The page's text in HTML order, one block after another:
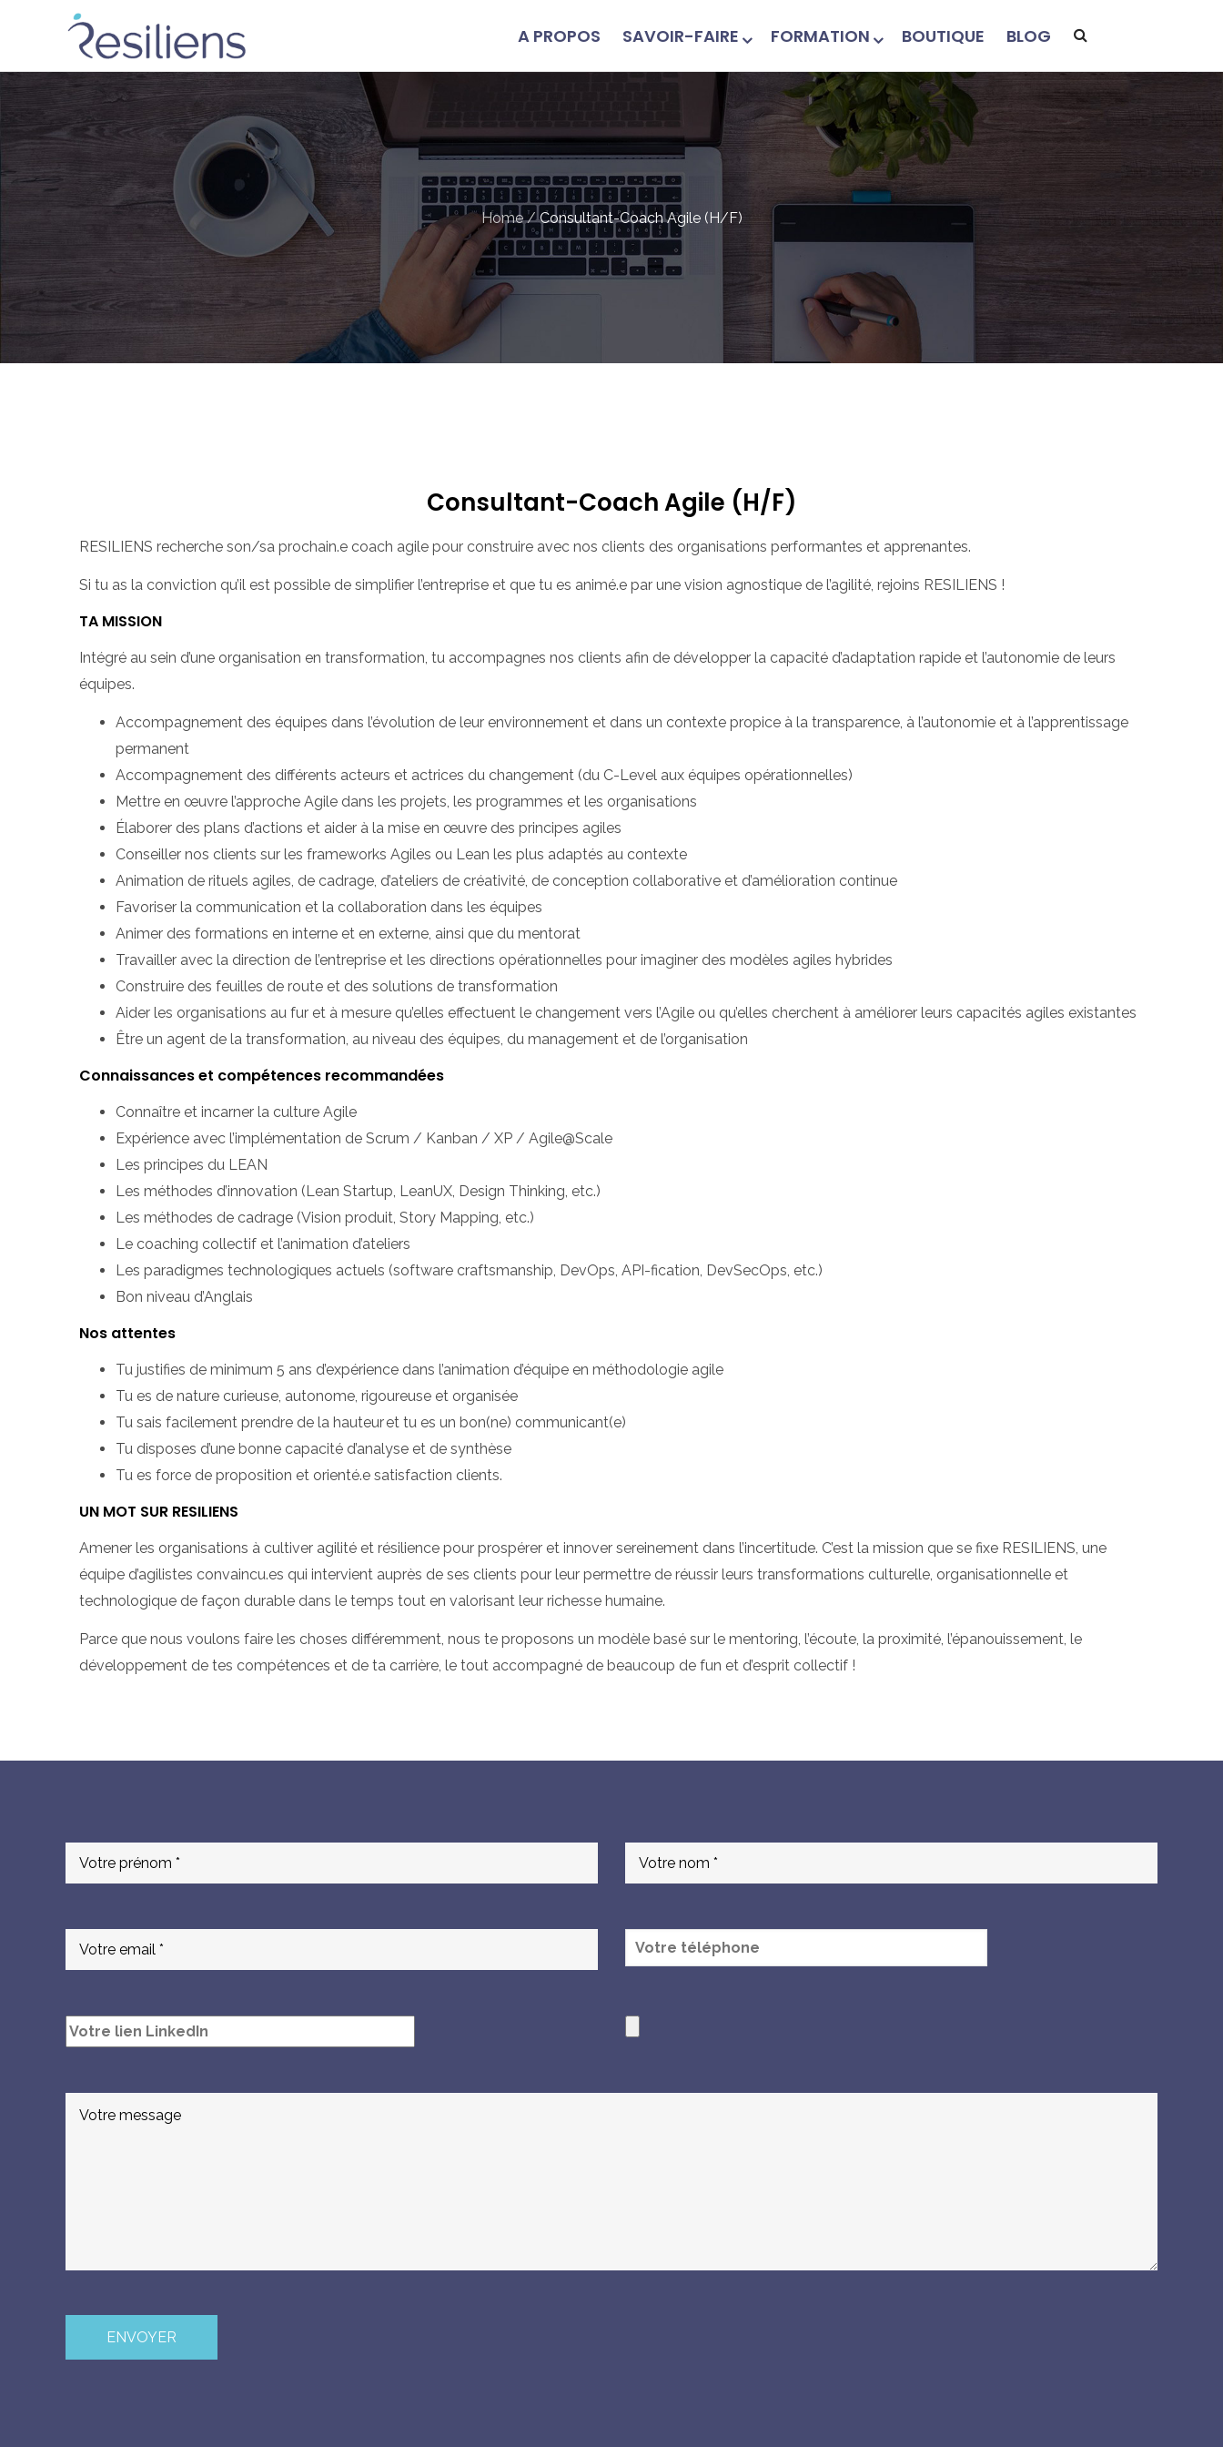
A PROPOS SAVOIR-FAIRE FORMATION BOUTIQUE BLOG
Home/ Consultant-Coach Agile (H/F)
Consultant-Coach Agile (H/F)
RESILIENS recherche son/sa prochain.e coach agile pour construire avec nos clients des organisations performantes et apprenantes.
Si tu as la conviction qu’il est possible de simplifier l’entreprise et que tu es animé.e par une vision agnostique de l’agilité, rejoins RESILIENS !
TA MISSION
Intégré au sein d’une organisation en transformation, tu accompagnes nos clients afin de développer la capacité d’adaptation rapide et l’autonomie de leurs
équipes.
Accompagnement des équipes dans l’évolution de leur environnement et dans un contexte propice à la transparence, à l’autonomie et à l’apprentissage
permanent
Accompagnement des différents acteurs et actrices du changement (du C-Level aux équipes opérationnelles)
Mettre en œuvre l’approche Agile dans les projets, les programmes et les organisations
Élaborer des plans d’actions et aider à la mise en œuvre des principes agiles
Conseiller nos clients sur les frameworks Agiles ou Lean les plus adaptés au contexte
Animation de rituels agiles, de cadrage, d’ateliers de créativité, de conception collaborative et d’amélioration continue
Favoriser la communication et la collaboration dans les équipes
Animer des formations en interne et en externe, ainsi que du mentorat
Travailler avec la direction de l’entreprise et les directions opérationnelles pour imaginer des modèles agiles hybrides
Construire des feuilles de route et des solutions de transformation
Aider les organisations au fur et à mesure qu’elles effectuent le changement vers l’Agile ou qu’elles cherchent à améliorer leurs capacités agiles existantes
Être un agent de la transformation, au niveau des équipes, du management et de l’organisation
Connaissances et compétences recommandées
Connaître et incarner la culture Agile
Expérience avec l’implémentation de Scrum / Kanban / XP / Agile@Scale
Les principes du LEAN
Les méthodes d’innovation (Lean Startup, LeanUX, Design Thinking, etc.)
Les méthodes de cadrage (Vision produit, Story Mapping, etc.)
Le coaching collectif et l’animation d’ateliers
Les paradigmes technologiques actuels (software craftsmanship, DevOps, API-fication, DevSecOps, etc.)
Bon niveau d’Anglais
Nos attentes
Tu justifies de minimum 5 ans d’expérience dans l’animation d’équipe en méthodologie agile
Tu es de nature curieuse, autonome, rigoureuse et organisée
Tu sais facilement prendre de la hauteur et tu es un bon(ne) communicant(e)
Tu disposes d’une bonne capacité d’analyse et de synthèse
Tu es force de proposition et orienté.e satisfaction clients.
UN MOT SUR RESILIENS
Amener les organisations à cultiver agilité et résilience pour prospérer et innover sereinement dans l’incertitude. C’est la mission que se fixe RESILIENS, une
équipe d’agilistes convaincu.es qui intervient auprès de ses clients pour leur permettre de réussir leurs transformations culturelle, organisationnelle et
technologique de façon durable dans le temps tout en valorisant leur richesse humaine.
Parce que nous voulons faire les choses différemment, nous te proposons un modèle basé sur le mentoring, l’écoute, la proximité, l’épanouissement, le
développement de tes compétences et de ta carrière, le tout accompagné de beaucoup de fun et d’esprit collectif !